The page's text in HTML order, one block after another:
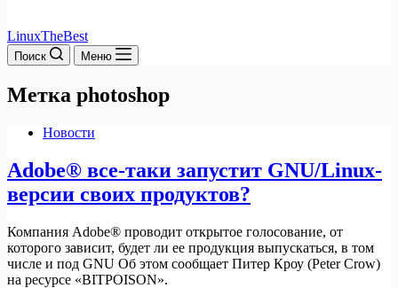
LinuxTheBest
Поиск Меню
Метка photoshop
Новости
Adobe® все-таки запустит GNU/Linux-
версии своих продуктов?
Компания Adobe® проводит открытое голосование, от
которого зависит, будет ли ее продукция выпускаться, в том
числе и под GNU Об этом сообщает Питер Кроу (Peter Crow)
на ресурсе «BITPOISON».